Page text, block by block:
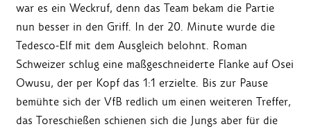
war es ein Weckruf, denn das Team bekam die Partie
nun besser in den Griff. In der 20. Minute wurde die
Tedesco-Elf mit dem Ausgleich belohnt. Roman
Schweizer schlug eine maßgeschneiderte Flanke auf Osei
Owusu, der per Kopf das 1:1 erzielte. Bis zur Pause
bemühte sich der VfB redlich um einen weiteren Treffer,
das Toreschießen schienen sich die Jungs aber für die